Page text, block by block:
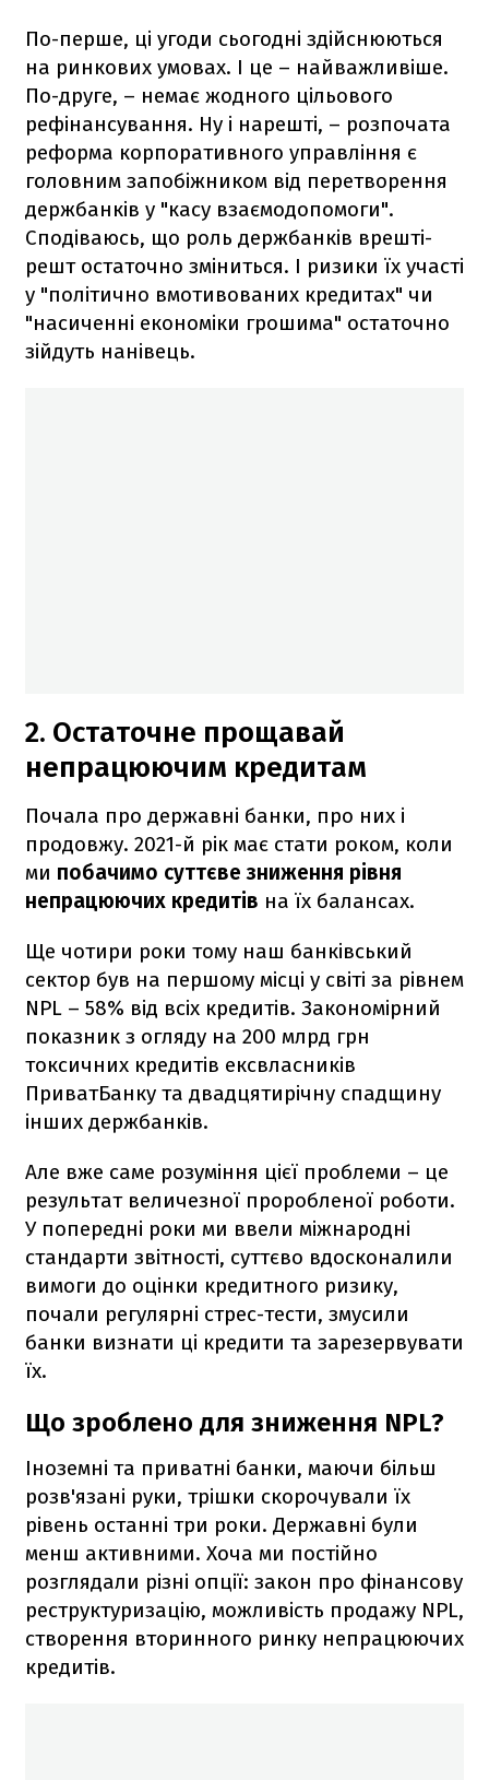
По-перше, ці угоди сьогодні здійснюються
на ринкових умовах. І це – найважливіше.
По-друге, – немає жодного цільового
рефінансування. Ну і нарешті, – розпочата
реформа корпоративного управління є
головним запобіжником від перетворення
держбанків у "касу взаємодопомоги".
Сподіваюсь, що роль держбанків врешті-
решт остаточно зміниться. І ризики їх участі
у "політично вмотивованих кредитах" чи
"насиченні економіки грошима" остаточно
зійдуть нанівець.
2. Остаточне прощавай
непрацюючим кредитам
Почала про державні банки, про них і
продовжу. 2021-й рік має стати роком, коли
ми побачимо суттєве зниження рівня
непрацюючих кредитів на їх балансах.
Ще чотири роки тому наш банківський
сектор був на першому місці у світі за рівнем
NPL – 58% від всіх кредитів. Закономірний
показник з огляду на 200 млрд грн
токсичних кредитів ексвласників
ПриватБанку та двадцятирічну спадщину
інших держбанків.
Але вже саме розуміння цієї проблеми – це
результат величезної проробленої роботи.
У попередні роки ми ввели міжнародні
стандарти звітності, суттєво вдосконалили
вимоги до оцінки кредитного ризику,
почали регулярні стрес-тести, змусили
банки визнати ці кредити та зарезервувати
їх.
Що зроблено для зниження NPL?
Іноземні та приватні банки, маючи більш
розв'язані руки, трішки скорочували їх
рівень останні три роки. Державні були
менш активними. Хоча ми постійно
розглядали різні опції: закон про фінансову
реструктуризацію, можливість продажу NPL,
створення вторинного ринку непрацюючих
кредитів.